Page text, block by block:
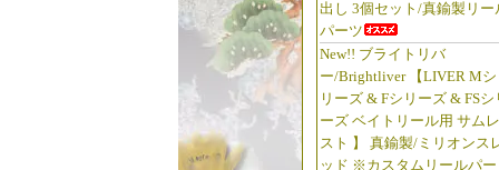
出し 3個セット/真鍮製リー
パーツ
New!! ブライトリバ
ー/Brightliver 【LIVER Mシ
リーズ & Fシリーズ & FSシ
ーズ ベイトリール用 サムレ
スト 】 真鍮製/ミリオンス
ッド ※カスタムリールパー